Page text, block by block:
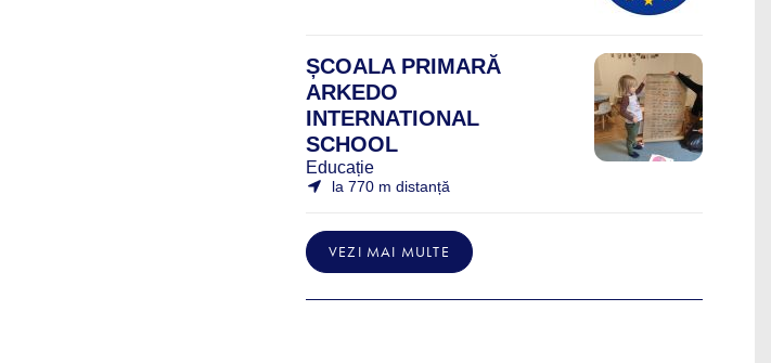
ȘCOALA PRIMARĂ
ARKEDO
INTERNATIONAL
SCHOOL
Educație
la 770 m distanță
VEZI MAI MULTE